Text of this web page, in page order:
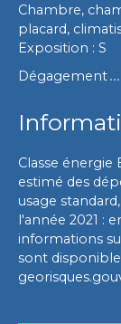
Chambre,
placard,
Exposition : S
Dégagement
Classe énergie
estimé des
usage
l'année 2021 :
informations
sont